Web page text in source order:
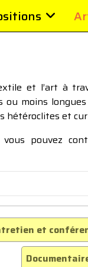
et l’art à
moins
hétéroclites et
pouvez
et